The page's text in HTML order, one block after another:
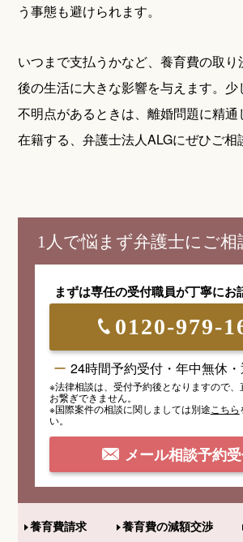
う事態も避けられます。
いつまで支払うかなど、養育費の取
後の生活に大きな影響を与えます。
不明点があるときは、離婚問題に精
在籍する、弁護士法人ALGにぜひご相
1人で悩まず弁護士にご相
まずは専任の受付職員が丁寧にお
0120-979-
24時間予約受付・年中無休
※法律相談は、受付予約後となりますので、
お繋ぎできません。
※国際案件の相談に関しましては別途 こちら
い。
メール相談予約
養育費請求 養育費の減額交渉